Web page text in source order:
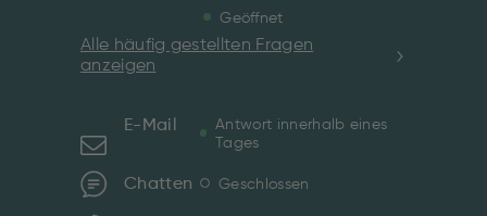
Geöffnet
Alle häufig gestellten Fragen
anzeigen
E-Mail
Antwort innerhalb eines
Tages
Chatten Geschlossen